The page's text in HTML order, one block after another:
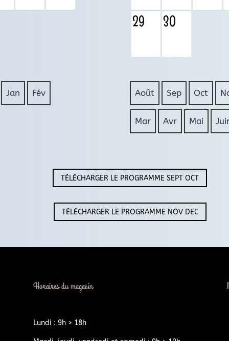
Jan Fév
29 30
Août Sep Oct
Mar Avr Mai
TÉLÉCHARGER LE PROGRAMME SEPT OCT
TÉLÉCHARGER LE PROGRAMME NOV DEC
Horaires du magasin
Lundi : 9h > 18h